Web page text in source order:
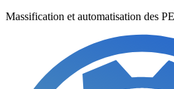
Massification et automatisation des